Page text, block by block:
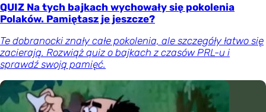
QUIZ Na tych bajkach wychowały się pokolenia
Polaków. Pamiętasz je jeszcze?
Te dobranocki znały całe pokolenia, ale szczegóły łatwo się
zacierają. Rozwiąż quiz o bajkach z czasów PRL-u i
sprawdź swoją pamięć.